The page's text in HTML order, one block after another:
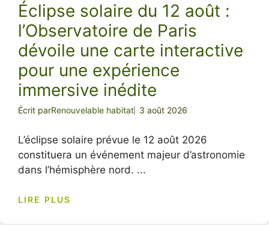
Éclipse solaire du 12 août :
l’Observatoire de Paris
dévoile une carte interactive
pour une expérience
immersive inédite
Écrit parRenouvelable habitat 3 août 2026
L’éclipse solaire prévue le 12 août 2026
constituera un événement majeur d’astronomie
dans l’hémisphère nord. ...
LIRE PLUS